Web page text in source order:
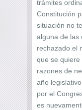
trámites
Constitución
situación no
alguna de las
rechazado el
que se
razones de
año
por el
es